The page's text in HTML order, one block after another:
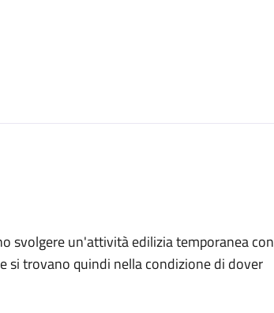
svolgere un'attività edilizia temporanea con
si trovano quindi nella condizione di dover